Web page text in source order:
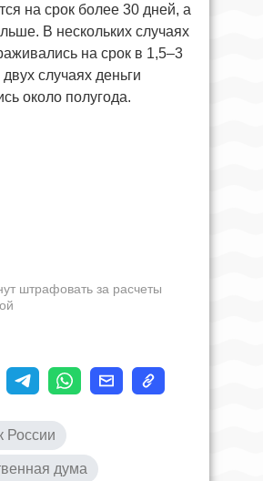
на срок более 30 дней, а
В нескольких случаях
на срок в 1,5–3
случаях деньги
около полугода.
штрафовать за расчеты
России
дума